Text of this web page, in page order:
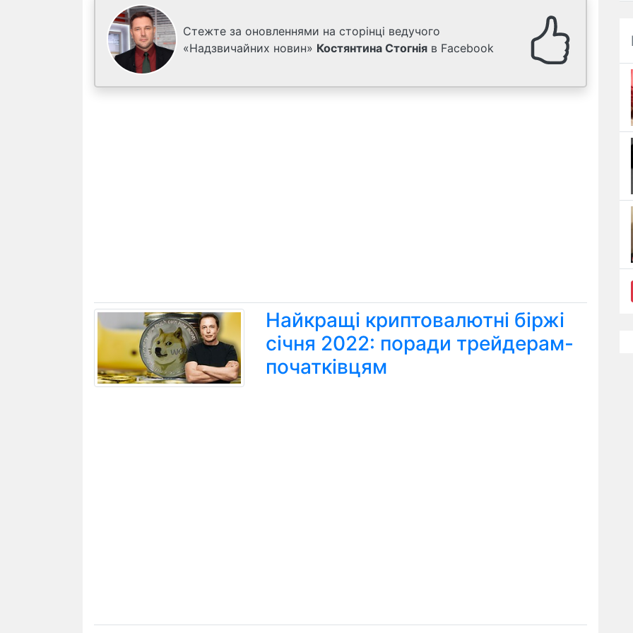
Стежте за оновленнями на сторінці ведучого
«Надзвичайних новин» Костянтина Стогнія в Facebook
Найкращі криптовалютні біржі
січня 2022: поради трейдерам-
початківцям